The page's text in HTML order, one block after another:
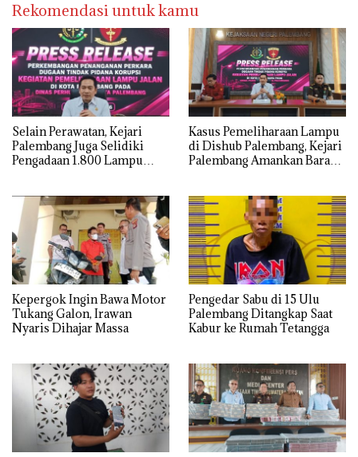
Rekomendasi untuk kamu
Selain Perawatan, Kejari
Palembang Juga Selidiki
Pengadaan 1.800 Lampu
Kasus Pemeliharaan Lampu
di Dishub Palembang, Kejari
Palembang Amankan Barang
Kepergok Ingin Bawa Motor
Tukang Galon, Irawan
Nyaris Dihajar Massa
Pengedar Sabu di 15 Ulu
Palembang Ditangkap Saat
Kabur ke Rumah Tetangga